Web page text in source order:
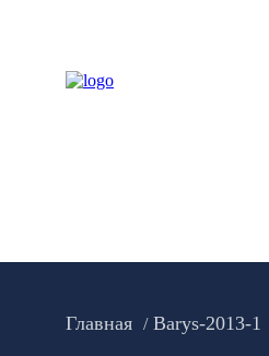
Главная Barys-2013-1